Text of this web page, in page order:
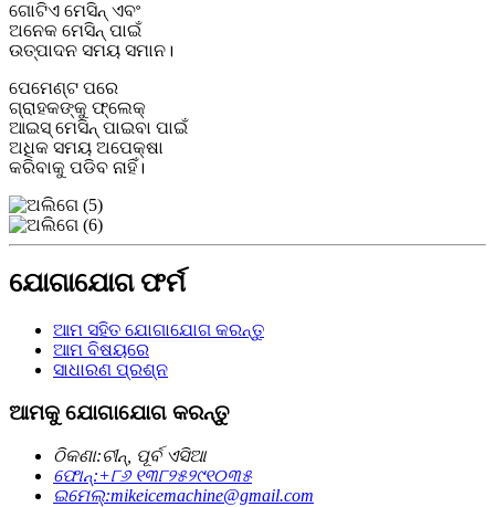
ଗୋଟିଏ ମେସିନ୍ ଏବଂ
ଅନେକ ମେସିନ୍ ପାଇଁ
ଉତ୍ପାଦନ ସମୟ ସମାନ।
ପେମେଣ୍ଟ ପରେ
ଗ୍ରାହକଙ୍କୁ ଫ୍ଲେକ୍
ଆଇସ୍ ମେସିନ୍ ପାଇବା ପାଇଁ
ଅଧିକ ସମୟ ଅପେକ୍ଷା
କରିବାକୁ ପଡିବ ନାହିଁ।
ଯୋଗାଯୋଗ ଫର୍ମ
ଆମ ସହିତ ଯୋଗାଯୋଗ କରନ୍ତୁ
ଆମ ବିଷୟରେ
ସାଧାରଣ ପ୍ରଶ୍ନ
ଆମକୁ ଯୋଗାଯୋଗ କରନ୍ତୁ
ଠିକଣା:ଚୀନ୍, ପୂର୍ବ ଏସିଆ
ଫୋନ୍:+୮୬ ୧୩୮୨୫୨୯୧୦୩୫
ଇମେଲ୍:mikeicemachine@gmail.com